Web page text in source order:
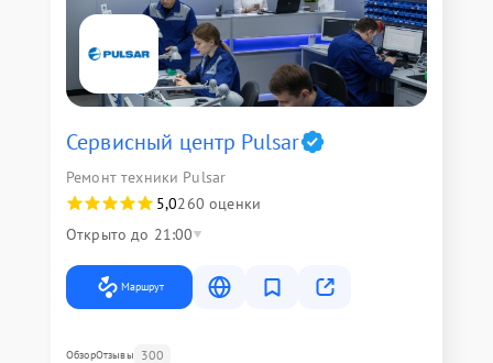
Сервисный центр Pulsar
Ремонт техники Pulsar
5,0260 оценки
Открыто до 21:00
Маршрут
ОбзорОтзывы 300